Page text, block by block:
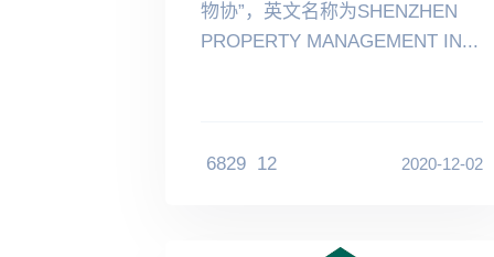
物协”，英文名称为SHENZHEN
PROPERTY MANAGEMENT IN...
6829 12 2020-12-02